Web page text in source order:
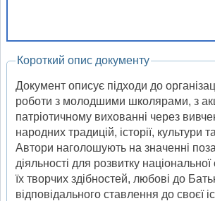
Короткий опис документу
Документ описує підходи до
роботи з молодшими школярами, з
патріотичному вихованні через
народних традицій, історії, культури
Автори наголошують на значенні
діяльності для розвитку національної
їх творчих здібностей, любові до
відповідального ставлення до своєї